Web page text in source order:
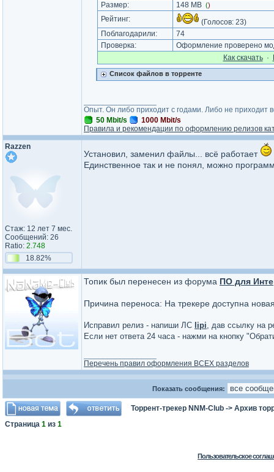
Размер:
148 MB ()
Рейтинг: (Голосов: 23)
Поблагодарили:
74
Проверка:
Оформление проверено
Как cкачать·
Список файлов в торренте
Опыт. Он либо приходит с годами. Либо не приходит
50 Mbit/s
1000 Mbit/s
Правила и рекомендации по оформлению релизов
Razzen
Стаж: 12 лет 7 мес.
Сообщений: 26
Ratio: 2.748
18.82%
Установил, заменил файлы... всё работает
Единственное так и не понял, можно
Топик был перенесен из форума ПО для
Причина переноса: На трекере доступна
Исправил релиз - напиши ЛС lipi, дав ссылку на
Если нет ответа 24 часа - нажми на кнопку
Перечень правил оформления ВСЕХ разделов
Показать сообщения:
Торрент-трекер NNM-Club -> Архив
Страница 1 из 1
Пользовательское